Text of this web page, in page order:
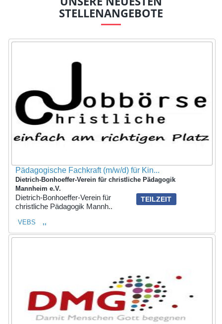
STELLENANGEBOTE
Pädagogische Fachkraft (m/w/d) für Kin...
Dietrich-Bonhoeffer-Verein für christliche Pädagogik
Mannheim e.V.
TEILZEIT
Dietrich-Bonhoeffer-Verein für
christliche Pädagogik Mannh..
VEBS ,